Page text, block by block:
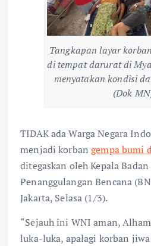
Tangkapan layar
di tempat darurat di
menyatakan kondisi
(Dok
TIDAK ada Warga Negara
menjadi korbangempa bumi
ditegaskan oleh Kepala
Penanggulangan Bencana
Jakarta, Selasa (1/3).
“Sejauh ini WNI aman,
luka-luka, apalagi korban